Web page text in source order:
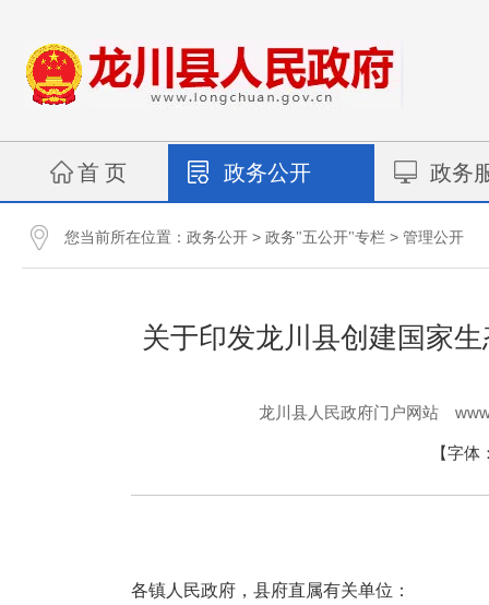
首 页 政务公开 政务
您当前所在位置： 政务公开 > 政务"五公开"专栏 > 管理公开
关于印发龙川县创建国家
龙川县人民政府门户网站
【字体
各镇人民政府，县府直属有关单位：